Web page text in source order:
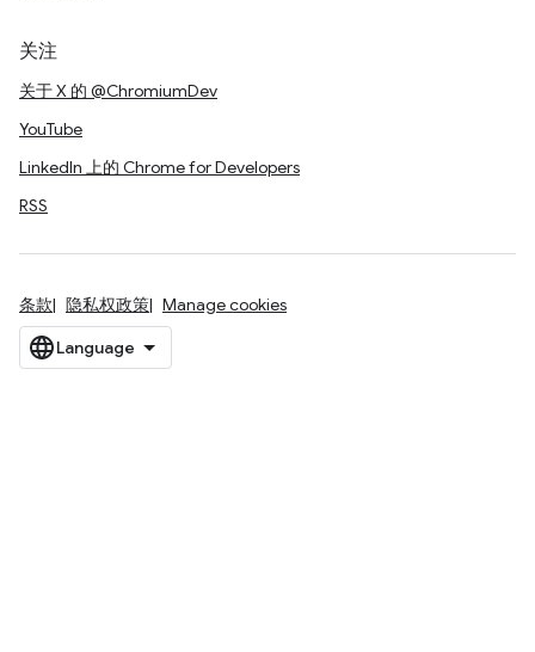
关注
关于 X 的 @ChromiumDev
YouTube
LinkedIn 上的 Chrome for Developers
RSS
条款 隐私权政策 Manage cookies